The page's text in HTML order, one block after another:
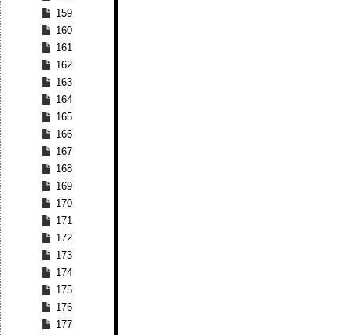
159
160
161
162
163
164
165
166
167
168
169
170
171
172
173
174
175
176
177